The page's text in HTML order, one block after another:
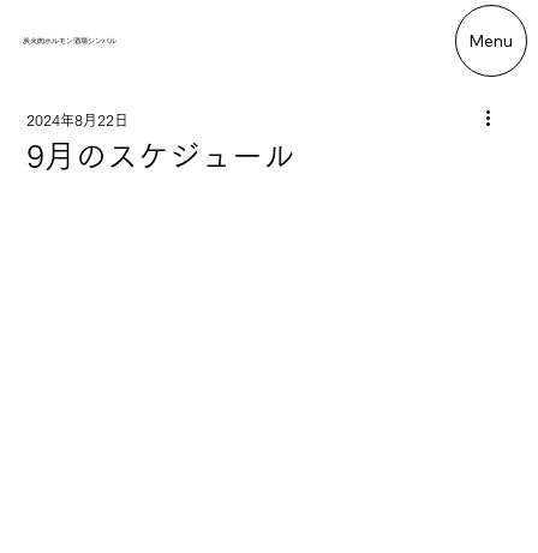
炭火肉ホルモン酒場シンバル Menu
9月のスケジュール
2024年8月22日